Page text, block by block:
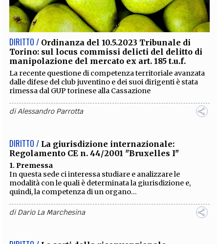
EXTRA
CODICI RUBRICHE LIBRI PROCEEDINGS PUBBLICITÀ CONTATTI
SOCIAL MEDIA
DIRITTO / Ordinanza del 10.5.2023 Tribunale di
Torino: sul locus commissi delicti del delitto di
manipolazione del mercato ex art. 185 t.u.f.
La recente questione di competenza territoriale avanzata
dalle difese del club juventino e dei suoi dirigenti è stata
rimessa dal GUP torinese alla Cassazione
diAlessandro Parrotta
DIRITTO / La giurisdizione internazionale:
Regolamento CE n. 44/2001 "Bruxelles I"
1. Premessa
In questa sede ci interessa studiare e analizzare le
modalità con le quali è determinata la giurisdizione e,
quindi, la competenza di un organo...
diDario La Marchesina